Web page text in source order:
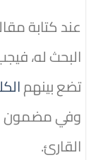
عند كتابة
تضع بينهم
وفي مضمون
القارئ.